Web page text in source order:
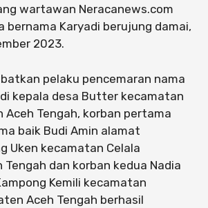
wartawan Neracanews.com
bernama Karyadi berujung damai,
2023.
pelaku pencemaran nama
kepala desa Butter kecamatan
Aceh Tengah, korban pertama
baik Budi Amin alamat
Uken kecamatan Celala
dan korban kedua Nadia
Kemili kecamatan
Aceh Tengah berhasil